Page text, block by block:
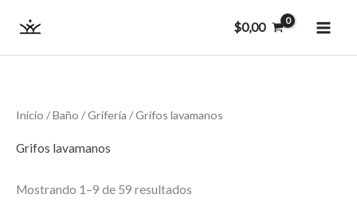
contenido
$0,00
Inicio /Baño /Grifería / Grifos lavamanos
Grifos lavamanos
Mostrando 1–9 de 59 resultados